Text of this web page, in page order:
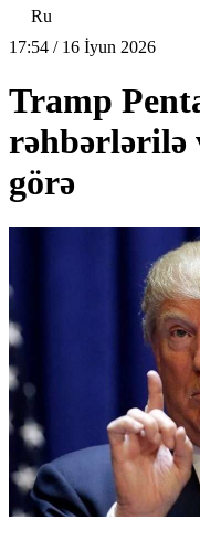
Ru
17:54 / 16 İyun 2026
Tramp
rəhbərlərilə
görə